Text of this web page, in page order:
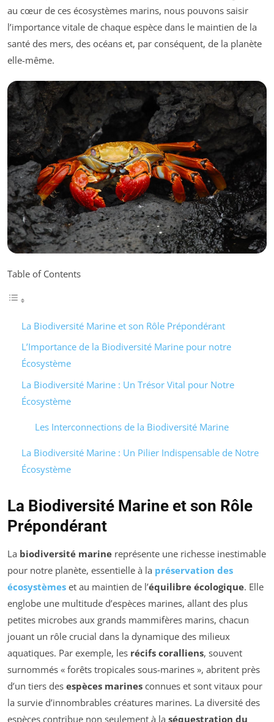
au cœur de ces écosystèmes marins, nous pouvons saisir
l’importance vitale de chaque espèce dans le maintien de la
santé des mers, des océans et, par conséquent, de la planète
elle-même.
Table of Contents
La Biodiversité Marine et son Rôle Prépondérant
L’Importance de la Biodiversité Marine pour notre
Écosystème
La Biodiversité Marine : Un Trésor Vital pour Notre
Écosystème
Les Interconnections de la Biodiversité Marine
La Biodiversité Marine : Un Pilier Indispensable de Notre
Écosystème
La Biodiversité Marine et son Rôle
Prépondérant
La biodiversité marine représente une richesse inestimable
pour notre planète, essentielle à la préservation des
écosystèmes et au maintien de l’équilibre écologique. Elle
englobe une multitude d’espèces marines, allant des plus
petites microbes aux grands mammifères marins, chacun
jouant un rôle crucial dans la dynamique des milieux
aquatiques. Par exemple, les récifs coralliens, souvent
surnommés « forêts tropicales sous-marines », abritent près
d’un tiers des espèces marines connues et sont vitaux pour
la survie d’innombrables créatures marines. La diversité des
espèces contribue non seulement à la séquestration du